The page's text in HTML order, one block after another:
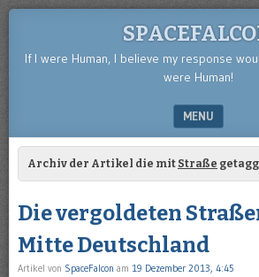
If I were Human, I believe my response
were Human!
MENU
SKIP TO CONTENT
Archiv der Artikel die mit Straße
Die vergoldeten
Mitte Deutschland
Artikel von SpaceFalcon am 19 Dezember 2013, 4:45